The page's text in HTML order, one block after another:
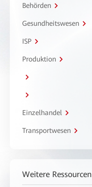
Behörden
Gesundheitswesen
ISP
Produktion
Einzelhandel
Transportwesen
Weitere Ressourcen